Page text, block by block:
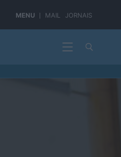
MENU MAIL JORNAIS